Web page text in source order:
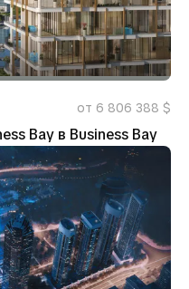
от 6 806 388 $
Bay в Business Bay